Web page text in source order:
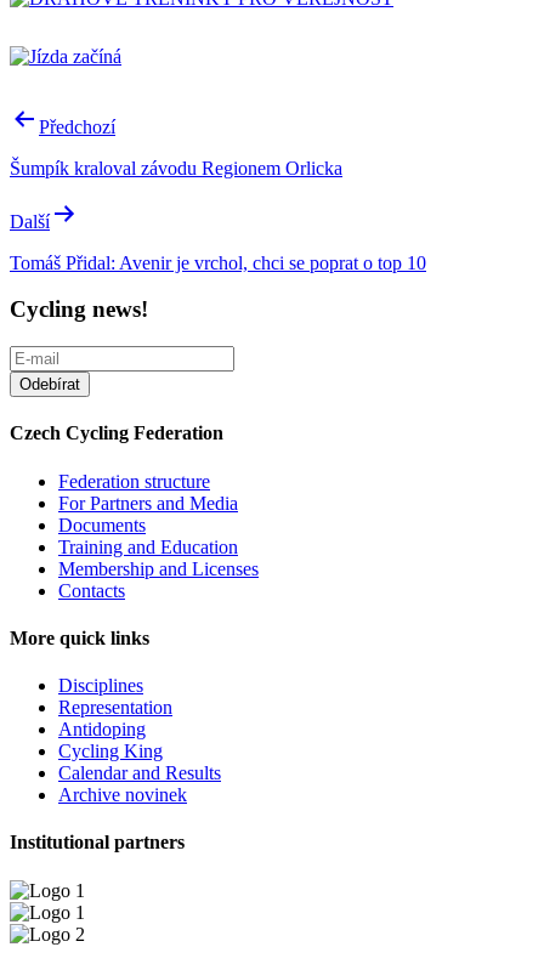
Post
navigation
Předchozí
Šumpík kraloval závodu Regionem Orlicka
Další
Tomáš Přidal: Avenir je vrchol, chci se poprat o top 10
Cycling news!
Czech Cycling Federation
Federation structure
For Partners and Media
Documents
Training and Education
Membership and Licenses
Contacts
More quick links
Disciplines
Representation
Antidoping
Cycling King
Calendar and Results
Archive novinek
Institutional partners